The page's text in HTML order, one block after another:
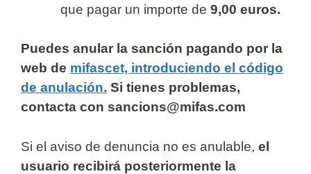
que pagar un importe de 9,00 euros.
Puedes anular la sanción pagando por la
web de mifascet, introduciendo el código
de anulación. Si tienes problemas,
contacta con sancions@mifas.com
Si el aviso de denuncia no es anulable, el
usuario recibirá posteriormente la